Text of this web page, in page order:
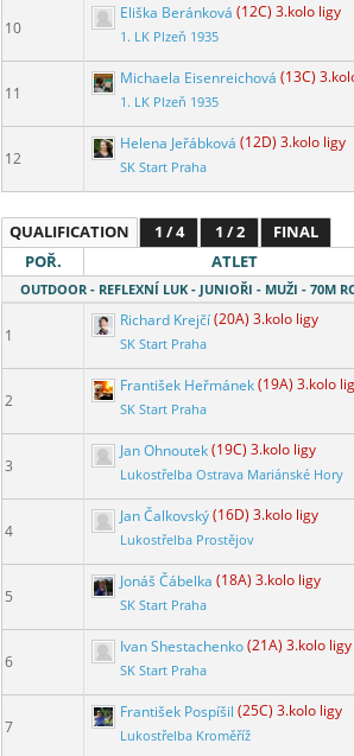
10
Eliška Beránková (12C) 3.kolo ligy
1. LK Plzeň 1935
11
Michaela Eisenreichová (13C)
1. LK Plzeň 1935
12
Helena Jeřábková (12D) 3.kolo ligy
SK Start Praha
QUALIFICATION 1 / 4 1 / 2
FINAL
POŘ.
ATLET
OUTDOOR - REFLEXNÍ LUK - JUNIOŘI - MUŽI - 70M
1
Richard Krejčí(20A) 3.kolo ligy
SK Start Praha
2
František Heřmánek(19A) 3.kolo
SK Start Praha
3
Jan Ohnoutek(19C) 3.kolo ligy
Lukostřelba Ostrava Mariánské Hory
4
Jan Čalkovský(16D) 3.kolo ligy
Lukostřelba Prostějov
5
Jonáš Čábelka (18A) 3.kolo ligy
SK Start Praha
6
Ivan Shestachenko(21A) 3.kolo ligy
SK Start Praha
7
František Pospíšil (25C) 3.kolo ligy
Lukostřelba Kroměříž